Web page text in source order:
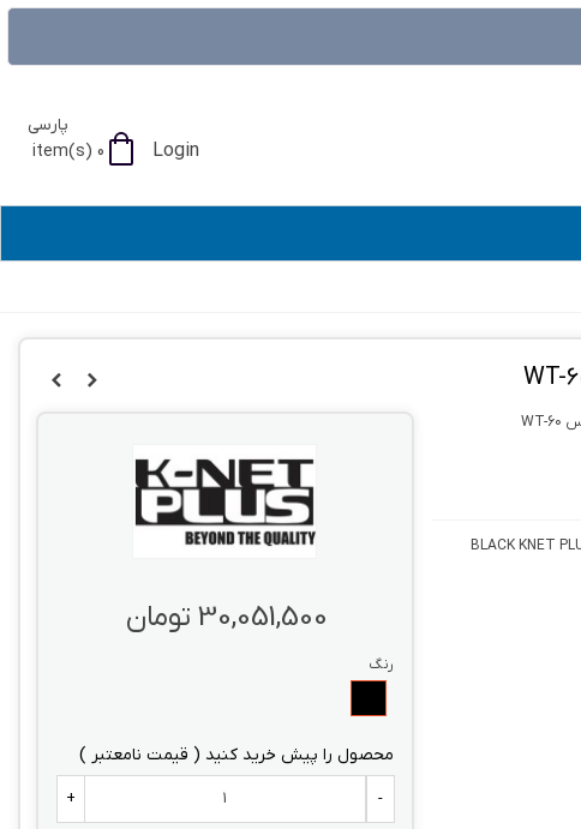
پارسی
Login
0
item(s)
BLACK KNET
30,051,500 تومان
رنگ
محصول را پیش خرید کنید ( قیمت نامعتبر )
-
+